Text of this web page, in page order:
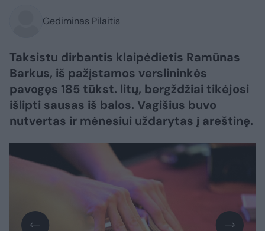
Gediminas Pilaitis
Taksistu dirbantis klaipėdietis Ramūnas
Barkus, iš pažįstamos verslininkės
pavogęs 185 tūkst. litų, bergždžiai tikėjosi
išlipti sausas iš balos. Vagišius buvo
nutvertas ir mėnesiui uždarytas į areštinę.